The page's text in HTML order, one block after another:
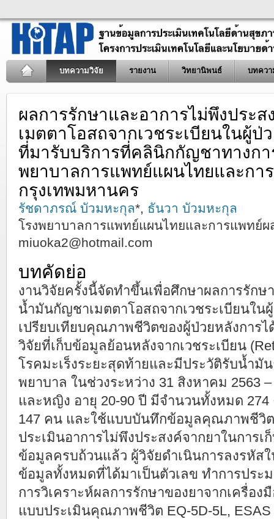
บทความวิจัย รายงาน วิทยานิพนธ์ บทควา
ผลการรักษาและอาการไม่พึงประ
เมตตาโอสถจากเวชระเบียนในผู้ป่
ที่มารับบริการที่คลินิกกัญชาทางกา
พยาบาลการแพทย์แผนไทยและกา
กรุงเทพมหานคร
รัชดาภรณ์ บัวมหะกุล*, ธันวา บัวมหะกุล
โรงพยาบาลการแพทย์แผนไทยและการแพทย์
miuoka2@hotmail.com
บทคัดย่อ
งานวิจัยครั้งนี้จัดทำขึ้นเพื่อศึกษาผลการรักษ
น้ำมันกัญชาเมตตาโอสถจากเวชระเบียนใน
เปรียบเทียบคุณภาพชีวิตของผู้ป่วยหลังการไ
วิจัยที่เก็บข้อมูลย้อนหลังจากเวชระเบียน
โรคมะเร็งระยะสุดท้ายและมีประวัติรับน้ำมั
พยาบาล ในช่วงระหว่าง 31 สิงหาคม 2563
และหญิง อายุ 20-90 ปี มีจำนวนทั้งหมด
147 คน และใช้แบบบันทึกข้อมูลคุณภาพชีวิต
ประเมินอาการไม่พึงประสงค์จากยาในการ
ข้อมูลครบถ้วนแล้ว ผู้วิจัยดำเนินการลงรหัส
ข้อมูลทั้งหมดที่ได้มาเป็นตัวเลข ทำการประ
การวิเคราะห์ผลการรักษาของยาจากเครื่อ
แบบประเมินคุณภาพชีวิต EQ-5D-5L,